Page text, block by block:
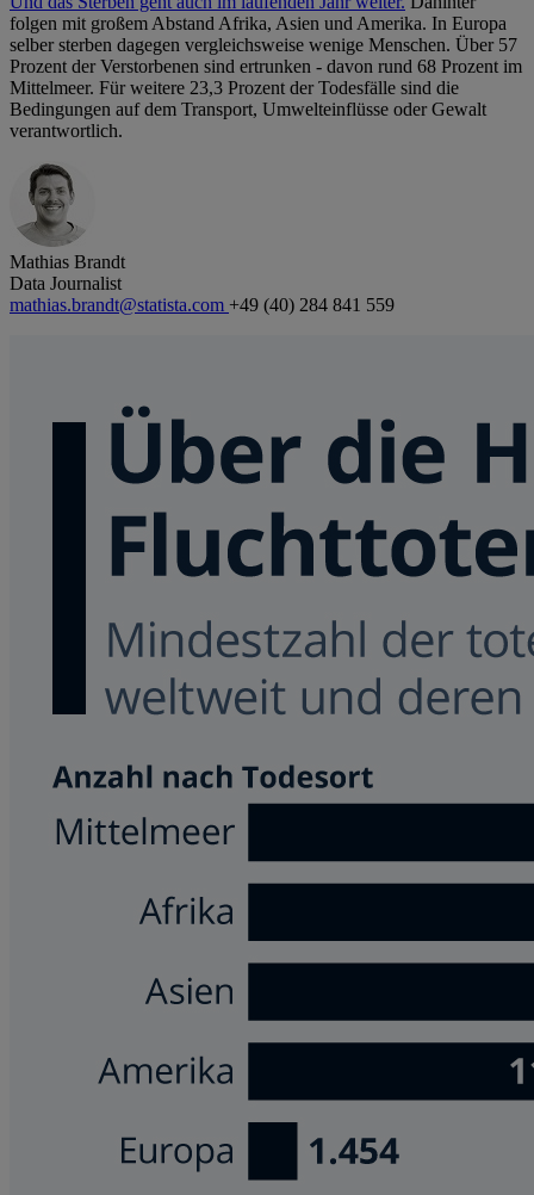
folgen mit großem Abstand Afrika, Asien und Amerika. In Europa
selber sterben dagegen vergleichsweise wenige Menschen. Über 57
Prozent der Verstorbenen sind ertrunken - davon rund 68 Prozent im
Mittelmeer. Für weitere 23,3 Prozent der Todesfälle sind die
Bedingungen auf dem Transport, Umwelteinflüsse oder Gewalt
verantwortlich.
Mathias Brandt
Data Journalist
mathias.brandt@statista.com +49 (40) 284 841 559